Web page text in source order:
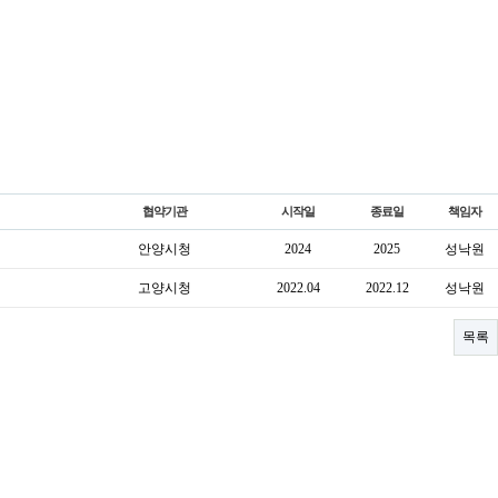
협약기관 시작일 종료일 책임자
안양시청 2024 2025 성낙원
고양시청 2022.04 2022.12 성낙원
목록